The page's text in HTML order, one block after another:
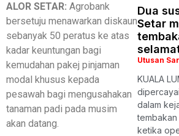
ALOR SETAR: Agrobank
bersetuju menawarkan diskaun
sebanyak 50 peratus ke atas
kadar keuntungan bagi
kemudahan pakej pinjaman
modal khusus kepada
pesawah bagi mengusahakan
tanaman padi pada musim
akan datang.
Dua
Setar
Utusan
KUALA
dalam
ketika